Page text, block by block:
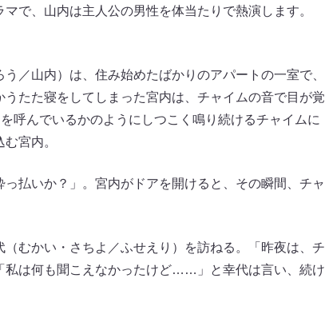
で、山内は主人公の男性を体当たりで熱演します。
／山内）は、住み始めたばかりのアパートの一室で、
たた寝をしてしまった宮内は、チャイムの音で目が覚
んでいるかのようにしつこく鳴り続けるチャイムに
宮内。
払いか？」。宮内がドアを開けると、その瞬間、チャ
むかい・さちよ／ふせえり）を訪ねる。「昨夜は、チ
私は何も聞こえなかったけど……」と幸代は言い、続け